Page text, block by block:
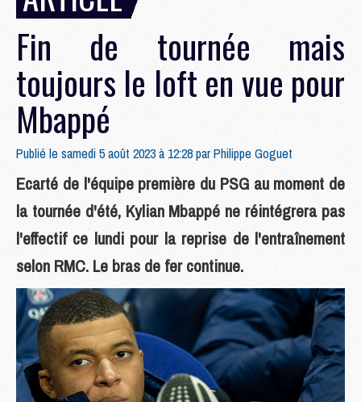
Fin de tournée mais
toujours le loft en vue pour
Mbappé
Publié le samedi 5 août 2023 à 12:28 parPhilippe Goguet
Ecarté de l'équipe première du PSG au moment de
la tournée d'été, Kylian Mbappé ne réintégrera pas
l'effectif ce lundi pour la reprise de l'entraînement
selon RMC. Le bras de fer continue.